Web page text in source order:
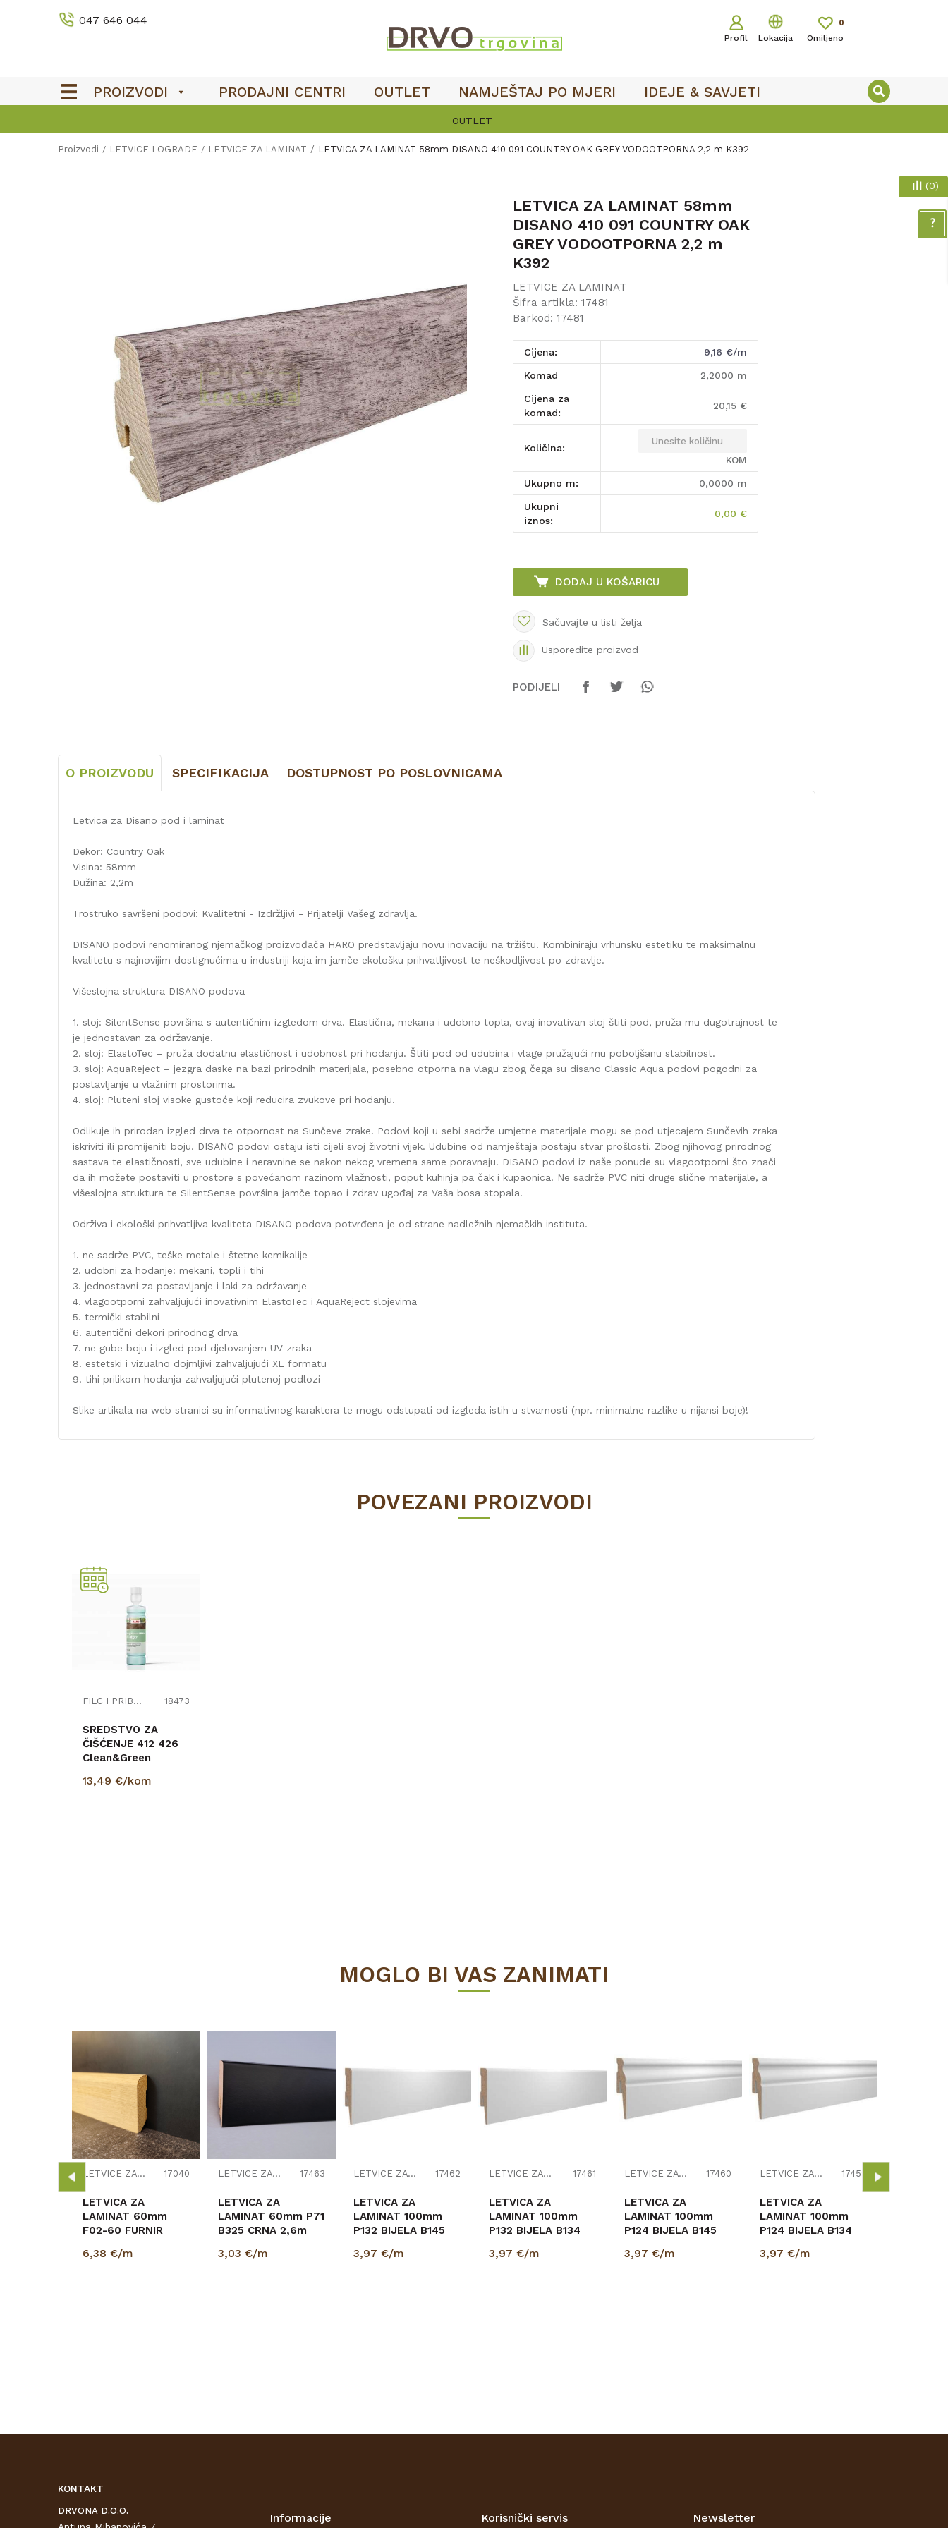
047 646 044
Profil Lokacija Omiljeno
0
PROIZVODI PRODAJNI CENTRI OUTLET NAMJEŠTAJ PO MJERI IDEJE & SAVJETI
OUTLET
Proizvodi LETVICE I OGRADE LETVICE ZA LAMINAT LETVICA ZA LAMINAT 58mm DISANO 410 091 COUNTRY OAK GREY VODOOTPORNA 2,2 m K392
LETVICA ZA LAMINAT 58mm
DISANO 410 091 COUNTRY OAK
GREY VODOOTPORNA 2,2 m
K392
LETVICE ZA LAMINAT
Šifra artikla: 17481
Barkod: 17481
Cijena: 9,16 €/m
komad 2,2000 m
Cijena za
komad:
20,15 €
Količina:
KOM
Ukupno m: 0,0000 m
Ukupni
iznos:
0,00 €
DODAJ U KOŠARICU
Sačuvajte u listi želja
Usporedite proizvod
PODIJELI
O PROIZVODU SPECIFIKACIJA DOSTUPNOST PO POSLOVNICAMA
Letvica za Disano pod i laminat
Dekor: Country Oak
Visina: 58mm
Dužina: 2,2m
Trostruko savršeni podovi: Kvalitetni - Izdržljivi - Prijatelji Vašeg zdravlja.
DISANO podovi renomiranog njemačkog proizvođača HARO predstavljaju novu inovaciju na tržištu. Kombiniraju vrhunsku estetiku te maksimalnu
kvalitetu s najnovijim dostignućima u industriji koja im jamče ekološku prihvatljivost te neškodljivost po zdravlje.
Višeslojna struktura DISANO podova
1. sloj: SilentSense površina s autentičnim izgledom drva. Elastična, mekana i udobno topla, ovaj inovativan sloj štiti pod, pruža mu dugotrajnost te
je jednostavan za održavanje.
2. sloj: ElastoTec – pruža dodatnu elastičnost i udobnost pri hodanju. Štiti pod od udubina i vlage pružajući mu poboljšanu stabilnost.
3. sloj: AquaReject – jezgra daske na bazi prirodnih materijala, posebno otporna na vlagu zbog čega su disano Classic Aqua podovi pogodni za
postavljanje u vlažnim prostorima.
4. sloj: Pluteni sloj visoke gustoće koji reducira zvukove pri hodanju.
Odlikuje ih prirodan izgled drva te otpornost na Sunčeve zrake. Podovi koji u sebi sadrže umjetne materijale mogu se pod utjecajem Sunčevih zraka
iskriviti ili promijeniti boju. DISANO podovi ostaju isti cijeli svoj životni vijek. Udubine od namještaja postaju stvar prošlosti. Zbog njihovog prirodnog
sastava te elastičnosti, sve udubine i neravnine se nakon nekog vremena same poravnaju. DISANO podovi iz naše ponude su vlagootporni što znači
da ih možete postaviti u prostore s povećanom razinom vlažnosti, poput kuhinja pa čak i kupaonica. Ne sadrže PVC niti druge slične materijale, a
višeslojna struktura te SilentSense površina jamče topao i zdrav ugođaj za Vaša bosa stopala.
Održiva i ekološki prihvatljiva kvaliteta DISANO podova potvrđena je od strane nadležnih njemačkih instituta.
1. ne sadrže PVC, teške metale i štetne kemikalije
2. udobni za hodanje: mekani, topli i tihi
3. jednostavni za postavljanje i laki za održavanje
4. vlagootporni zahvaljujući inovativnim ElastoTec i AquaReject slojevima
5. termički stabilni
6. autentični dekori prirodnog drva
7. ne gube boju i izgled pod djelovanjem UV zraka
8. estetski i vizualno dojmljivi zahvaljujući XL formatu
9. tihi prilikom hodanja zahvaljujući plutenoj podlozi
Slike artikala na web stranici su informativnog karaktera te mogu odstupati od izgleda istih u stvarnosti (npr. minimalne razlike u nijansi boje)!
58
Širina (mm)
Naziv proizvođača
POVEZANI PROIZVODI
FILC I PRIBOR 18473
SREDSTVO ZA
ČIŠĆENJE 412 426
Clean&Green
500ml
13,49 €/kom
MOGLO BI VAS ZANIMATI
LETVICE ZA LAMINAT 17040
LETVICA ZA
LAMINAT 60mm
F02-60 FURNIR
6,38 €/m
LETVICE ZA LAMINAT 17463
LETVICA ZA
LAMINAT 60mm P71
B325 CRNA 2,6m
3,03 €/m
LETVICE ZA LAMINAT 17462
LETVICA ZA
LAMINAT 100mm
P132 BIJELA B145
(PRIPREMLJENA ZA
3,97 €/m
LETVICE ZA LAMINAT 17461
LETVICA ZA
LAMINAT 100mm
P132 BIJELA B134
3,97 €/m
LETVICE ZA LAMINAT 17460
LETVICA ZA
LAMINAT 100mm
P124 BIJELA B145
PRESTIGE
3,97 €/m
LETVICE ZA LAMINAT 17459
LETVICA ZA
LAMINAT 100mm
P124 BIJELA B134
PRESTIGE
3,97 €/m
(0)
KONTAKT
DRVONA D.O.O.
Informacije Korisnički servis Newsletter